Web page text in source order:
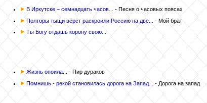
В Иркутске – семнадцать часов...
- Песня о часовых поясах
Полторы тыщи вёрст раскроили Россию на две...
- Мой брат
Ты Богу отдашь корону свою...
Жизнь опоила...
- Пир дураков
Помнишь - рекой становилась дорога на Запад... - Дорога на запад